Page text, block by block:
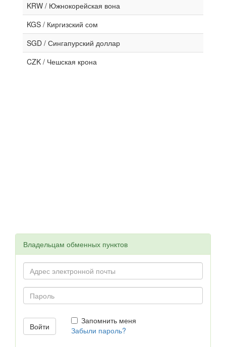
KRW / Южнокорейская вона
KGS / Киргизский сом
SGD / Сингапурский доллар
CZK / Чешская крона
Владельцам обменных пунктов
Запомнить меня
Забыли пароль?